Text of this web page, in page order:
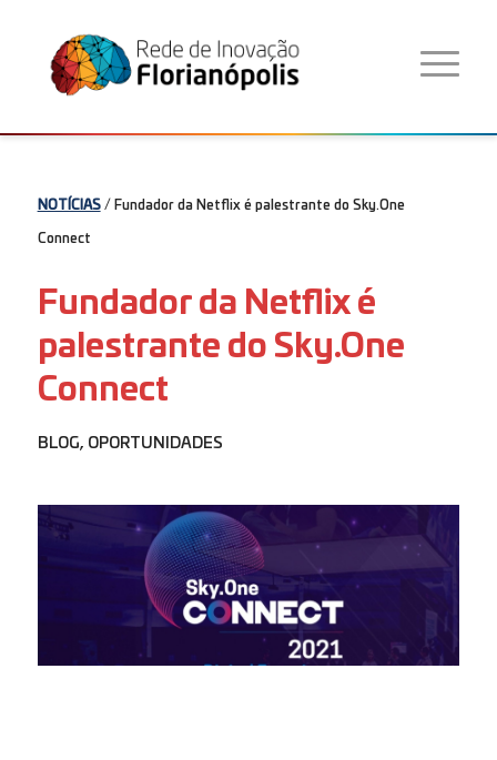
NOTÍCIAS/ Fundador da Netflix é palestrante do Sky.One
Connect
Fundador da Netflix é
palestrante do Sky.One
Connect
BLOG, OPORTUNIDADES